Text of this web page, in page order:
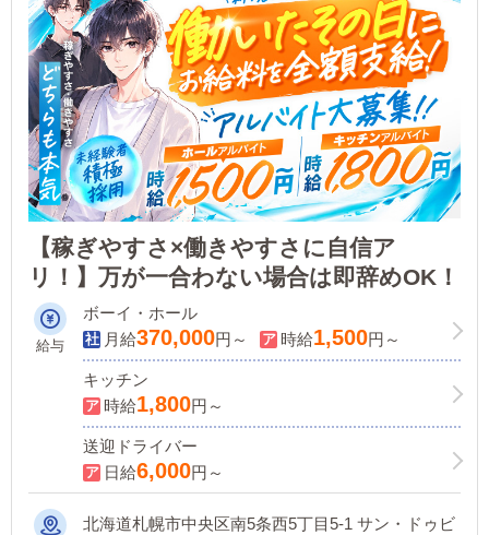
【稼ぎやすさ×働きやすさに自信ア
リ！】万が一合わない場合は即辞めOK！
給与
ボーイ・ホール
月給370,000円～ 時給1,500円～
キッチン
時給1,800円～
送迎ドライバー
日給6,000円～
北海道札幌市中央区南5条西5丁目5-1 サン・ドゥビ